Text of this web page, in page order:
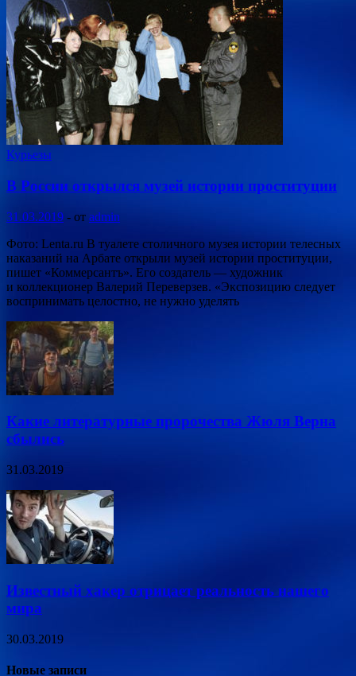
Курьезы
В России открылся музей истории проституции
31.03.2019 - от admin
Фото: Lenta.ru В туалете столичного музея истории телесных
наказаний на Арбате открыли музей истории проституции,
пишет «Коммерсантъ». Его создатель — художник
и коллекционер Валерий Переверзев. «Экспозицию следует
воспринимать целостно, не нужно уделять
Какие литературные пророчества Жюля Верна
сбылись
31.03.2019
Известный хакер отрицает реальность нашего
мира
30.03.2019
Новые записи